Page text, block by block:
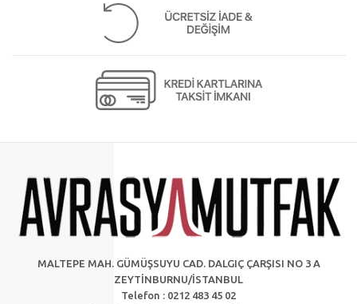
MALTEPE MAH. GÜMÜŞSUYU CAD. DALGIÇ ÇARŞISI NO 3 A
ZEYTİNBURNU/İSTANBUL
Telefon : 0212 483 45 02